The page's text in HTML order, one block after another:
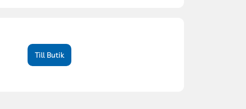
Till Butik